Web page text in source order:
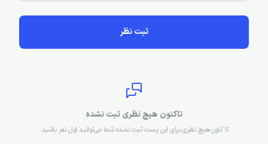
ثبت نظر
تاکنون هیچ نظری ثبت نشده
تا کنون هیچ نظری برای این پست ثبت نشده شما می‌توانید اول نفر باشید.